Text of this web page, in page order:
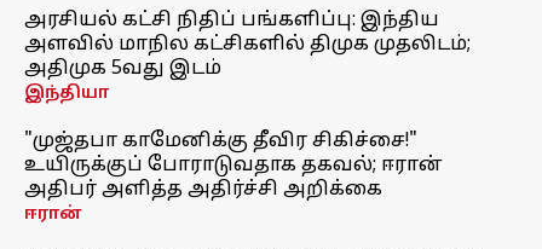
அரசியல் கட்சி நிதிப் பங்களிப்பு: இந்திய
அளவில் மாநில கட்சிகளில் திமுக முதலிடம்;
அதிமுக 5வது இடம்
இந்தியா
"முஜ்தபா காமேனிக்கு தீவிர சிகிச்சை!"
உயிருக்குப் போராடுவதாக தகவல்; ஈரான்
அதிபர் அளித்த அதிர்ச்சி அறிக்கை
ஈரான்